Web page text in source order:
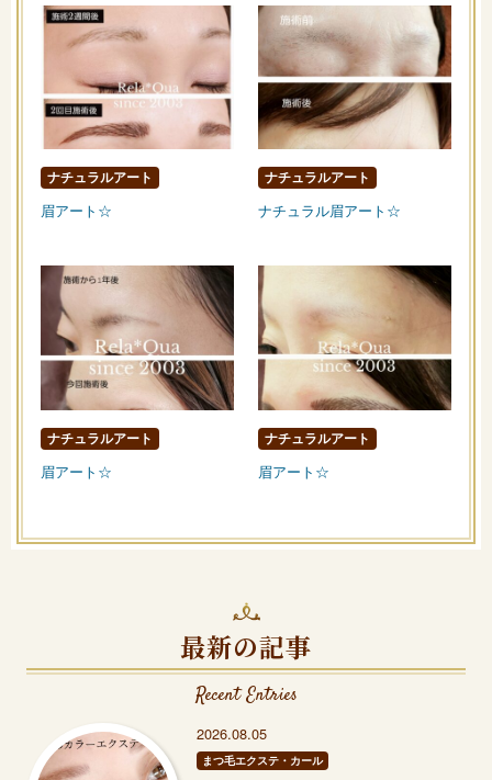
ナチュラルアート
眉アート☆
ナチュラルアート
ナチュラル眉アート☆
ナチュラルアート
眉アート☆
ナチュラルアート
眉アート☆
最新の記事
Recent Entries
2026.08.05
まつ毛エクステ・カール